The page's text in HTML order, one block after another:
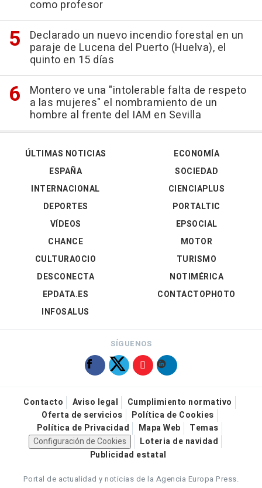
como profesor
Declarado un nuevo incendio forestal en un
paraje de Lucena del Puerto (Huelva), el
quinto en 15 días
Montero ve una "intolerable falta de respeto
a las mujeres" el nombramiento de un
hombre al frente del IAM en Sevilla
ÚLTIMAS NOTICIAS
ESPAÑA
INTERNACIONAL
DEPORTES
VÍDEOS
ECONOMÍA
SOCIEDAD
CIENCIAPLUS
PORTALTIC
EPSOCIAL
CHANCE
CULTURAOCIO
DESCONECTA
EPDATA.ES
INFOSALUS
MOTOR
TURISMO
NOTIMÉRICA
CONTACTOPHOTO
SÍGUENOS
Contacto Aviso legal
Cumplimiento normativo
Oferta de servicios
Política de Cookies
Política de Privacidad
Mapa Web
Temas
Configuración de Cookies
Loteria de navidad
Publicidad estatal
Portal de actualidad y noticias de la Agencia Europa Press.